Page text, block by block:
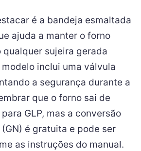
é a bandeja esmaltada
ajuda a manter o forno
sujeira gerada
modelo inclui uma válvula
a segurança durante a
que o forno sai de
GLP, mas a conversão
é gratuita e pode ser
as instruções do manual.